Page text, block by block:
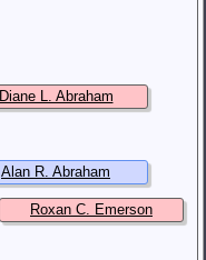
Diane L. Abraham
Alan R. Abraham
Roxan C. Emerson